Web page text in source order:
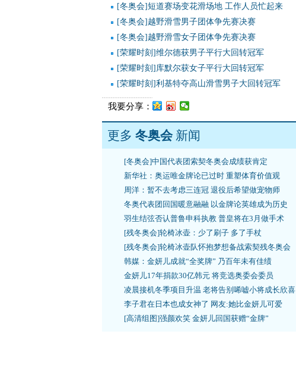
[冬奥会]短道赛场变花滑场地 工作人员忙起来
[冬奥会]越野滑雪男子团体争先赛决赛
[冬奥会]越野滑雪女子团体争先赛决赛
[荣耀时刻]维尔德获男子平行大回转冠军
[荣耀时刻]库默尔获女子平行大回转冠军
[荣耀时刻]利基特夺高山滑雪男子大回转冠军
我要分享：
更多 冬奥会新闻
[冬奥会]中国代表团索契冬奥会成绩获肯定
新华社：奥运唯金牌论已过时 重塑体育价值观
周洋：暂不去考虑三连冠 退役后希望做宠物师
冬奥代表团回国暖意融融 以金牌论英雄成为历史
羽生结弦否认普鲁申科执教 普皇将在3月做手术
[残冬奥会]轮椅冰壶：少了刷子 多了手杖
[残冬奥会]轮椅冰壶队怀抱梦想备战索契残冬奥会
韩媒：金妍儿成就“全奖牌” 乃百年未有佳绩
金妍儿17年捐款30亿韩元 将竞选奥委会委员
凌晨接机冬季项目升温 老将告别唏嘘小将成长欣喜
李子君在日本也成女神了 网友:她比金妍儿可爱
[高清组图]强颜欢笑 金妍儿回国获赠“金牌”